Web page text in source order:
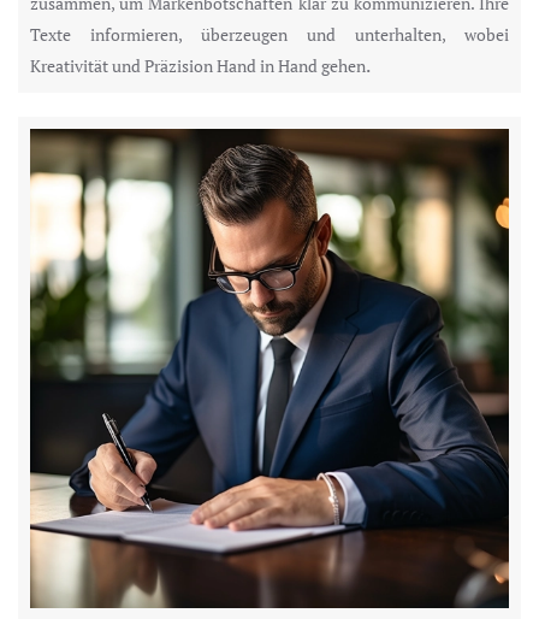
Texte informieren, überzeugen und unterhalten, wobei
Kreativität und Präzision Hand in Hand gehen.